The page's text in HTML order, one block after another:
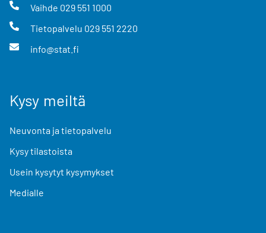
Vaihde 029 551 1000
Tietopalvelu 029 551 2220
info@stat.fi
Kysy meiltä
Neuvonta ja tietopalvelu
Kysy tilastoista
Usein kysytyt kysymykset
Medialle